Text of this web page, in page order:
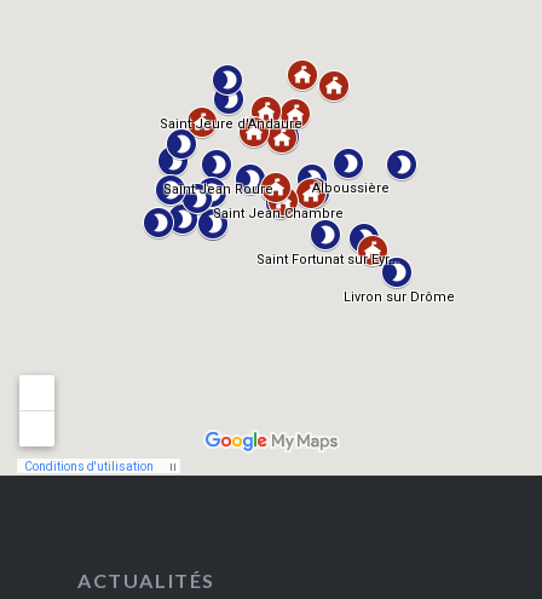
ACTUALITÉS